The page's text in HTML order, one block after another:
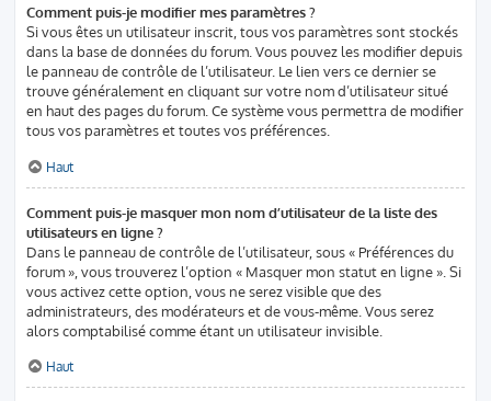
Comment puis-je modifier mes paramètres ?
Si vous êtes un utilisateur inscrit, tous vos paramètres sont stockés
dans la base de données du forum. Vous pouvez les modifier depuis
le panneau de contrôle de l’utilisateur. Le lien vers ce dernier se
trouve généralement en cliquant sur votre nom d’utilisateur situé
en haut des pages du forum. Ce système vous permettra de modifier
tous vos paramètres et toutes vos préférences.
Haut
Comment puis-je masquer mon nom d’utilisateur de la liste des
utilisateurs en ligne ?
Dans le panneau de contrôle de l’utilisateur, sous « Préférences du
forum », vous trouverez l’option « Masquer mon statut en ligne ». Si
vous activez cette option, vous ne serez visible que des
administrateurs, des modérateurs et de vous-même. Vous serez
alors comptabilisé comme étant un utilisateur invisible.
Haut